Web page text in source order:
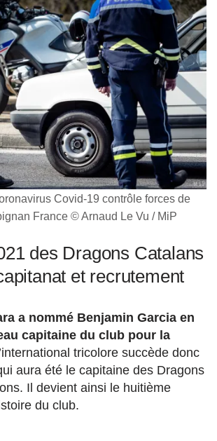
Covid-19 contrôle forces de
France © Arnaud Le Vu / MiP
des Dragons Catalans
et recrutement
a nommé Benjamin Garcia en
capitaine du club pour la
tricolore succède donc
aura été le capitaine des Dragons
Il devient ainsi le huitième
du club.